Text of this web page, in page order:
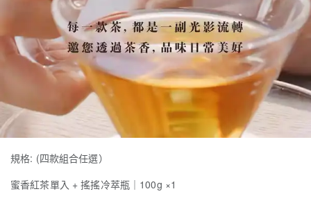
規格: (四款組合任選）
蜜香紅茶單入 + 搖搖冷萃瓶｜100g ×1